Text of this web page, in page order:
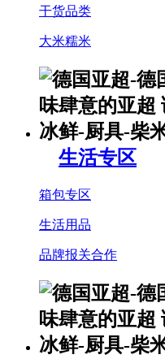
干货品类
大米糯米
生活专区
箱包专区
生活用品
品牌报关合作